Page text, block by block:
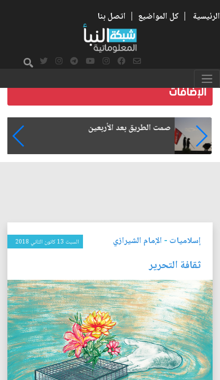
الرئيسية | كل المواضيع | اتصل بنا
صمت الطريق بعد الأربعين
إسلاميات - الإمام الشيرازي السبت 13 كانون الثاني 2018
ثقافة التحرير